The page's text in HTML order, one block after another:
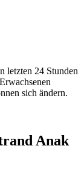
letzten 24 Stunden
sich ändern.
Anak